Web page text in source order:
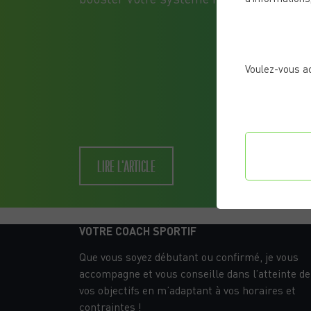
LIRE L'ARTICLE
VOTRE COACH SPORTIF
Que vous soyez débutant ou confirmé, je vous
accompagne et vous conseille dans l’atteinte de
vos objectifs en m’adaptant à vos horaires et
contraintes !
Voulez-vous